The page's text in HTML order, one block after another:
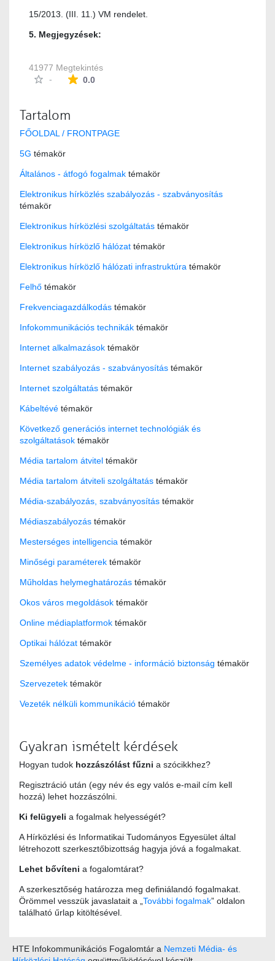
15/2013. (III. 11.) VM rendelet.
5. Megjegyzések:
41977 Megtekintés
-
0.0Az átlagos minősítés 0 csillag a lehetséges 5-
Tartalom
FŐOLDAL / FRONTPAGE
5G témakör
Általános - átfogó fogalmak témakör
Elektronikus hírközlés szabályozás - szabványosítás
témakör
Elektronikus hírközlési szolgáltatás témakör
Elektronikus hírközlő hálózat témakör
Elektronikus hírközlő hálózati infrastruktúra témakör
Felhő témakör
Frekvenciagazdálkodás témakör
Infokommunikációs technikák témakör
Internet alkalmazások témakör
Internet szabályozás - szabványosítás témakör
Internet szolgáltatás témakör
Kábeltévé témakör
Következő generációs internet technológiák és
szolgáltatások témakör
Média tartalom átvitel témakör
Média tartalom átviteli szolgáltatás témakör
Média-szabályozás, szabványosítás témakör
Médiaszabályozás témakör
Mesterséges intelligencia témakör
Minőségi paraméterek témakör
Műholdas helymeghatározás témakör
Okos város megoldások témakör
Online médiaplatformok témakör
Optikai hálózat témakör
Személyes adatok védelme - információ biztonság témakör
Szervezetek témakör
Vezeték nélküli kommunikáció témakör
Gyakran ismételt kérdések
Hogyan tudok hozzászólást fűzni a szócikkhez?
Regisztráció után (egy név és egy valós e-mail cím kell
hozzá) lehet hozzászólni.
Ki felügyeli a fogalmak helyességét?
A Hírközlési és Informatikai Tudományos Egyesület által
létrehozott szerkesztőbizottság hagyja jóvá a fogalmakat.
Lehet bővíteni a fogalomtárat?
A szerkesztőség határozza meg definiálandó fogalmakat.
Örömmel vesszük javaslatait a „ További fogalmak” oldalon
található űrlap kitöltésével.
HTE Infokommunikációs Fogalomtár a Nemzeti Média- és